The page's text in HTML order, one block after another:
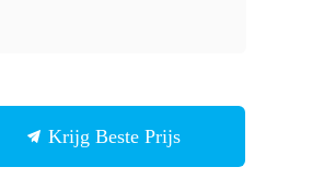
Krijg Beste Prijs